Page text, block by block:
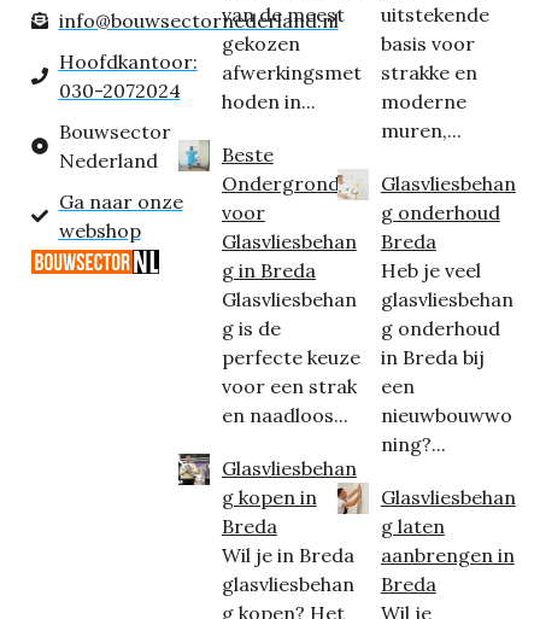
info@bouwsectornederland.nl
Hoofdkantoor:
030-2072024
Bouwsector
Nederland
Ga naar onze
webshop
van de meest
gekozen
afwerkingsmet
hoden in...
Beste
Ondergrond
voor
Glasvliesbehan
g in Breda
Glasvliesbehan
g is de
perfecte keuze
voor een strak
en naadloos...
Glasvliesbehan
g kopen in
Breda
Wil je in Breda
glasvliesbehan
g kopen? Het
uitstekende
basis voor
strakke en
moderne
muren,...
Glasvliesbehan
g onderhoud
Breda
Heb je veel
glasvliesbehan
g onderhoud
in Breda bij
een
nieuwbouwwo
ning?...
Glasvliesbehan
g laten
aanbrengen in
Breda
Wil je